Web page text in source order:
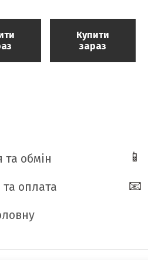
Купити
зараз
та обмін
оплата
📱
📧